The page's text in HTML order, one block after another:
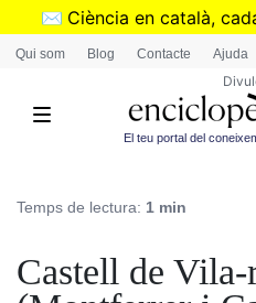
✉️ Ciència en català,
➜Subscriu-te al
Qui som Blog Contacte Ajuda
El teu portal del
Temps de lectura: 1 min
Castell de Vila-